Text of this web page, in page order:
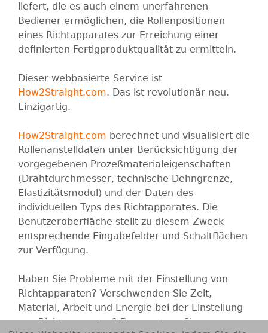
liefert, die es auch einem unerfahrenen
Bediener ermöglichen, die Rollenpositionen
eines Richtapparates zur Erreichung einer
definierten Fertigproduktqualität zu ermitteln.
Dieser webbasierte Service ist
How2Straight.com. Das ist revolutionär neu.
Einzigartig.
How2Straight.com berechnet und visualisiert die
Rollenanstelldaten unter Berücksichtigung der
vorgegebenen Prozeßmaterialeigenschaften
(Drahtdurchmesser, technische Dehngrenze,
Elastizitätsmodul) und der Daten des
individuellen Typs des Richtapparates. Die
Benutzeroberfläche stellt zu diesem Zweck
entsprechende Eingabefelder und Schaltflächen
zur Verfügung.
Haben Sie Probleme mit der Einstellung von
Richtapparaten? Verschwenden Sie Zeit,
Material, Arbeit und Energie bei der Einstellung
von Richtapparaten? Dann nutzen Sie unseren